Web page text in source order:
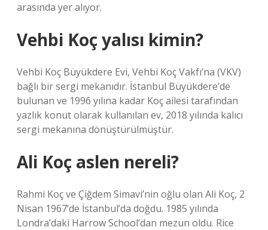
arasında yer alıyor.
Vehbi Koç yalısı kimin?
Vehbi Koç Büyükdere Evi, Vehbi Koç Vakfı’na (VKV)
bağlı bir sergi mekanıdır. İstanbul Büyükdere’de
bulunan ve 1996 yılına kadar Koç ailesi tarafından
yazlık konut olarak kullanılan ev, 2018 yılında kalıcı
sergi mekanına dönüştürülmüştür.
Ali Koç aslen nereli?
Rahmi Koç ve Çiğdem Simavi’nin oğlu olan Ali Koç, 2
Nisan 1967’de İstanbul’da doğdu. 1985 yılında
Londra’daki Harrow School’dan mezun oldu. Rice